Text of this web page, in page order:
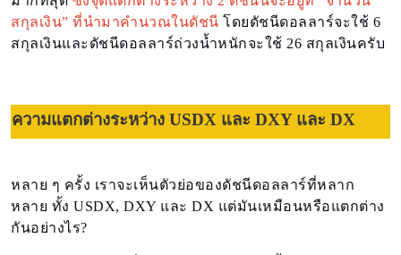
สกุลเงิน” ที่นำมาคำนวณในดัชนี โดยดัชนีดอลลาร์จะใช้ 6
สกุลเงินและดัชนีดอลลาร์ถ่วงน้ำหนักจะใช้ 26 สกุลเงินครับ
ความแตกต่างระหว่าง USDX และ DXY และ DX
หลาย ๆ ครั้ง เราจะเห็นตัวย่อของดัชนีดอลลาร์ที่หลาก
หลาย ทั้ง USDX, DXY และ DX แต่มันเหมือนหรือแตกต่าง
กันอย่างไร?